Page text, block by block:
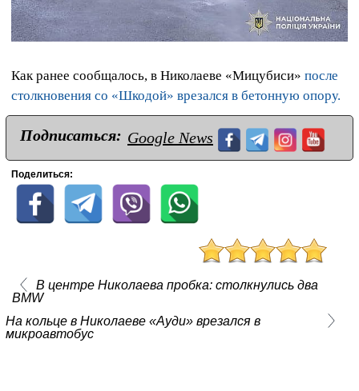
Как ранее сообщалось, в Николаеве «Мицубиси» после
столкновения со «Шкодой» врезался в бетонную опору.
Подписаться: Google News
Поделиться:
В центре Николаева пробка: столкнулись два
BMW
На кольце в Николаеве «Ауди» врезался в
микроавтобус